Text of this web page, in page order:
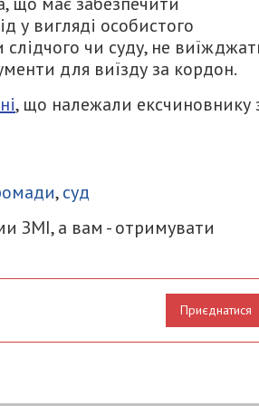
у вигляді особистого
слідчого чи суду, не
для виїзду за кордон.
, що належали ексчиновнику
,суд
ЗМІ, а вам - отримувати
Приєднатися